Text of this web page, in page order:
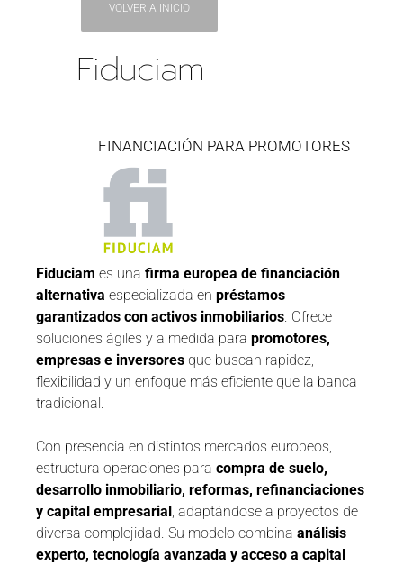
VOLVER A INICIO
Fiduciam
FINANCIACIÓN PARA PROMOTORES
Fiduciam es una firma europea de financiación
alternativa especializada en préstamos
garantizados con activos inmobiliarios. Ofrece
soluciones ágiles y a medida para promotores,
empresas e inversores que buscan rapidez,
flexibilidad y un enfoque más eficiente que la banca
tradicional.
Con presencia en distintos mercados europeos,
estructura operaciones para compra de suelo,
desarrollo inmobiliario, reformas, refinanciaciones
y capital empresarial , adaptándose a proyectos de
diversa complejidad. Su modelo combina análisis
experto, tecnología avanzada y acceso a capital